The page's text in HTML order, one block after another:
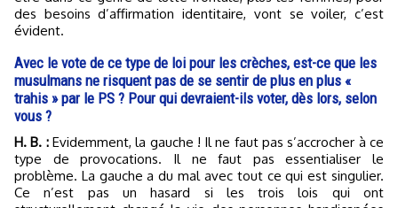
des besoins d’affirmation identitaire, vont se voiler, c’est
évident.
Avec le vote de ce type de loi pour les crèches, est-ce que les
musulmans ne risquent pas de se sentir de plus en plus «
trahis » par le PS ? Pour qui devraient-ils voter, dès lors, selon
vous ?
H. B. : Evidemment, la gauche ! Il ne faut pas s’accrocher à ce
type de provocations. Il ne faut pas essentialiser le
problème. La gauche a du mal avec tout ce qui est singulier.
Ce n’est pas un hasard si les trois lois qui ont